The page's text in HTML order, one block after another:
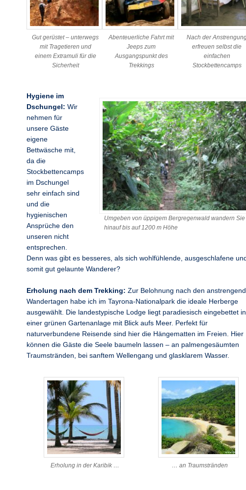
Gut gerüstet – unterwegs
mit Tragetieren und
einem Extramuli für die
Sicherheit
Abenteuerliche Fahrt mit
Jeeps zum
Ausgangspunkt des
Trekkings
Nach der
erfreuen selbst die
einfachen
Stockbettencamps
Umgeben von üppigem Bergregenwald wandern Sie
hinauf bis auf 1200 m Höhe
Hygiene im
Dschungel: Wir
nehmen für
unsere Gäste
eigene
Bettwäsche mit,
da die
Stockbettencamps
im Dschungel
sehr einfach sind
und die
hygienischen
Ansprüche den
unseren nicht
entsprechen.
Denn was gibt es besseres, als sich wohlfühlende, ausgeschlafene
somit gut gelaunte Wanderer?
Erholung nach dem Trekking: Zur Belohnung nach den
Wandertagen habe ich im Tayrona-Nationalpark die ideale Herberge
ausgewählt. Die landestypische Lodge liegt paradiesisch eingebettet in
einer grünen Gartenanlage mit Blick aufs Meer. Perfekt für
naturverbundene Reisende sind hier die Hängematten im Freien. Hier
können die Gäste die Seele baumeln lassen – an palmengesäumten
Traumstränden, bei sanftem Wellengang und glasklarem Wasser.
Erholung in der Karibik … … an Traumstränden